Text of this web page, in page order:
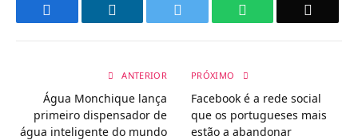
WhatsApp
ANTERIOR
Água Monchique lança
primeiro dispensador de
água inteligente do mundo
PRÓXIMO
Facebook é a rede social
que os portugueses mais
estão a abandonar